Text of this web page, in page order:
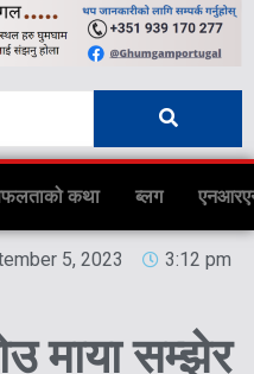
कथा ब्लग
5, 2023
3:12 pm
माया सम्झेर